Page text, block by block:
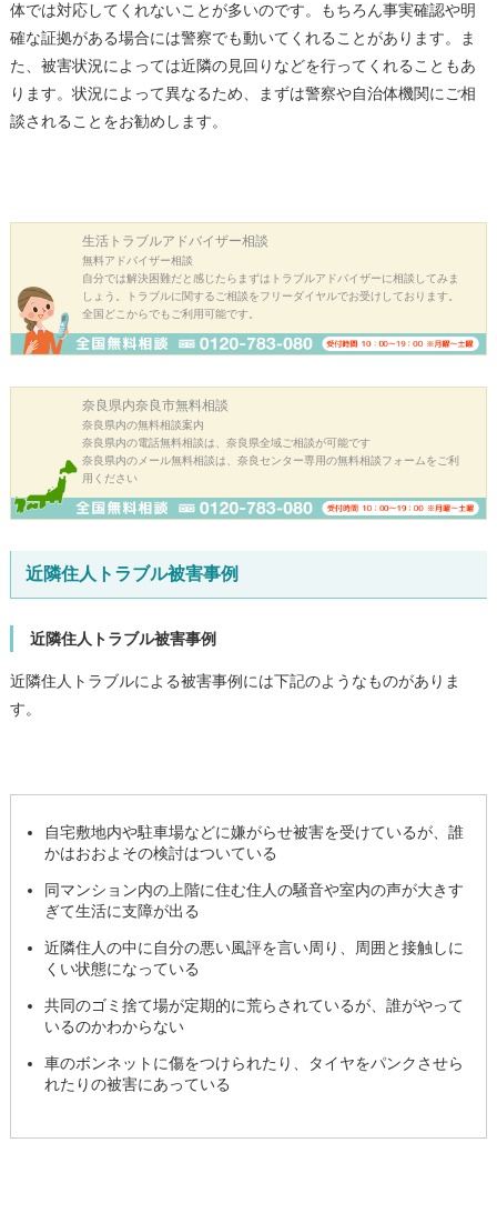
体では対応してくれないことが多いのです。もちろん事実確認や明
確な証拠がある場合には警察でも動いてくれることがあります。ま
た、被害状況によっては近隣の見回りなどを行ってくれることもあ
ります。状況によって異なるため、まずは警察や自治体機関にご相
談されることをお勧めします。
生活トラブルアドバイザー相談
無料アドバイザー相談
自分では解決困難だと感じたらまずはトラブルアドバイザーに相談してみま
しょう。トラブルに関するご相談をフリーダイヤルでお受けしております。
全国どこからでもご利用可能です。
奈良県内奈良市無料相談
奈良県内の無料相談案内
奈良県内の電話無料相談は、奈良県全域ご相談が可能です
奈良県内のメール無料相談は、奈良センター専用の無料相談フォームをご利
用ください
近隣住人トラブル被害事例
近隣住人トラブル被害事例
近隣住人トラブルによる被害事例には下記のようなものがありま
す。
自宅敷地内や駐車場などに嫌がらせ被害を受けているが、誰
かはおおよその検討はついている
同マンション内の上階に住む住人の騒音や室内の声が大きす
ぎて生活に支障が出る
近隣住人の中に自分の悪い風評を言い周り、周囲と接触しに
くい状態になっている
共同のゴミ捨て場が定期的に荒らされているが、誰がやって
いるのかわからない
車のボンネットに傷をつけられたり、タイヤをパンクさせら
れたりの被害にあっている